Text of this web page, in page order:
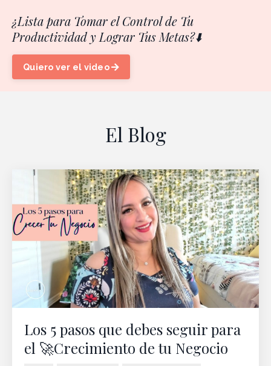
¿Lista para Tomar el Control de Tu
Productividad y Lograr Tus Metas?⬇️
Quiero ver el video
El Blog
Los 5 pasos que debes seguir para
el 🚀Crecimiento de tu Negocio